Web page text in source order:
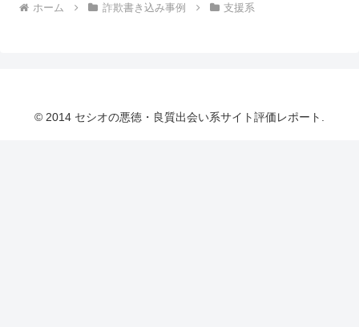
ホーム 詐欺書き込み事例 支援系
© 2014 セシオの悪徳・良質出会い系サイト評価レポート.